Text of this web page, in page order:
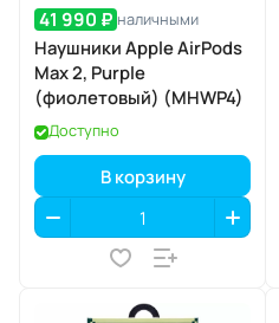
41 990 ₽ наличными
Наушники Apple AirPods
Max 2, Purple
(фиолетовый) (MHWP4)
Доступно
В корзину